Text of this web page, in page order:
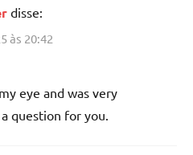
disse:
às 20:42
eye and was very
question for you.